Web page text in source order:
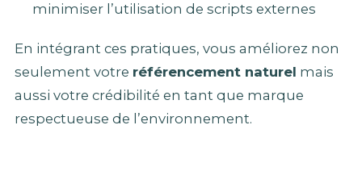
minimiser l’utilisation de scripts externes
En intégrant ces pratiques, vous améliorez non
seulement votre référencement naturel mais
aussi votre crédibilité en tant que marque
respectueuse de l’environnement.